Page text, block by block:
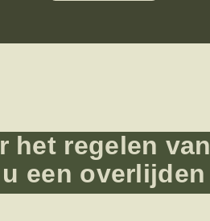
het regelen van
een overlijden